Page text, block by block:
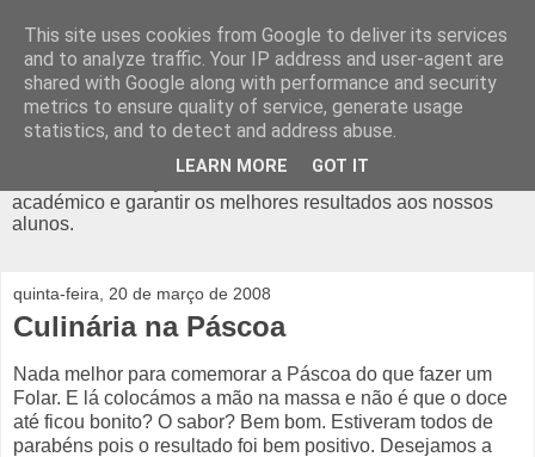
Diário do Lollypop
O Lollypop é um ATL em Odivelas, com actividades como o
Futebol, Hip Hop, Capoeira, Teatro, Yoga, Ballet, Inglês, e
muito mais. Com alvará da Segurança Social, é um espaço
académico e garantir os melhores resultados aos nossos
alunos.
quinta-feira, 20 de março de 2008
Culinária na Páscoa
Nada melhor para comemorar a Páscoa do que fazer um
Folar. E lá colocámos a mão na massa e não é que o doce
até ficou bonito? O sabor? Bem bom. Estiveram todos de
parabéns pois o resultado foi bem positivo. Desejamos a
This site uses cookies from Google to deliver its services
and to analyze traffic. Your IP address and user-agent are
shared with Google along with performance and security
metrics to ensure quality of service, generate usage
statistics, and to detect and address abuse.
LEARN MORE GOT IT